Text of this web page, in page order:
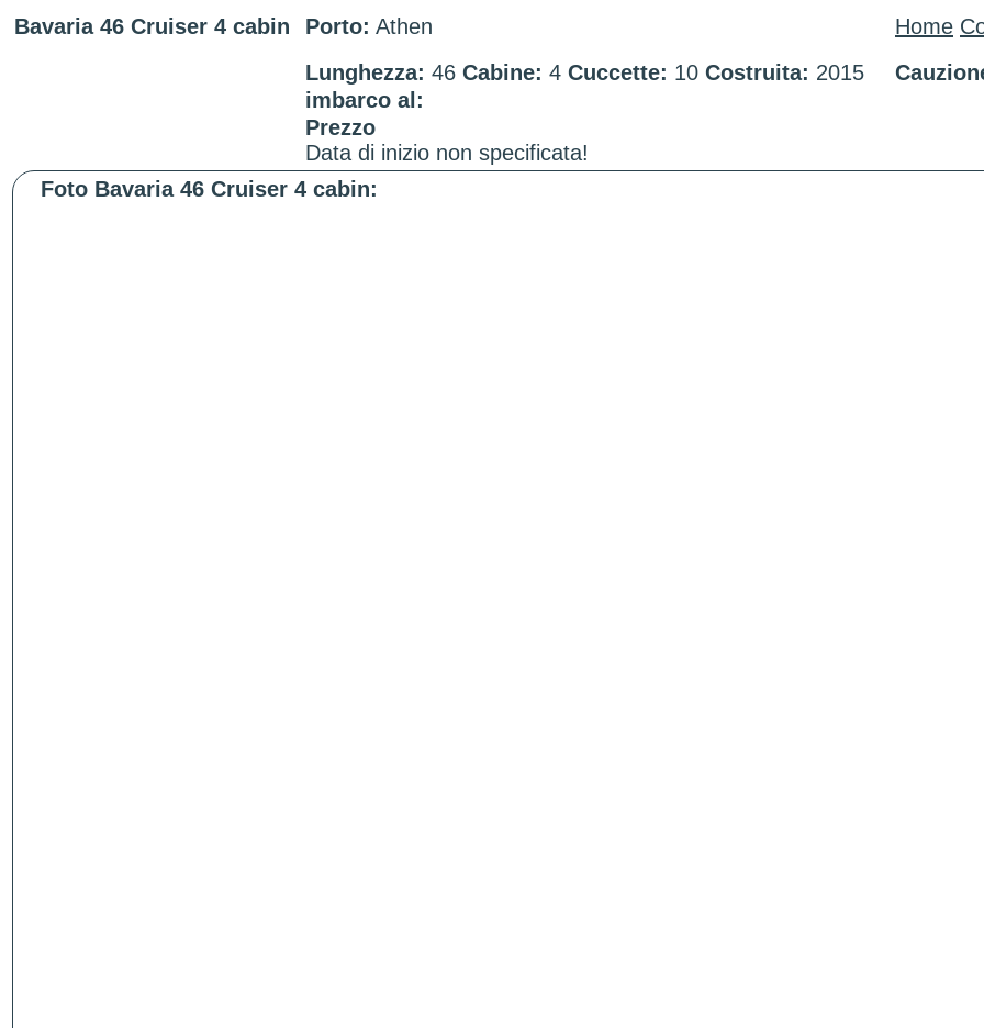
Bavaria 46 Cruiser 4 cabin Porto: Athen Home
Lunghezza: 46 Cabine: 4 Cuccette: 10 Costruita: 2015
imbarco al:
Prezzo
Data di inizio non specificata!
Foto Bavaria 46 Cruiser 4 cabin: